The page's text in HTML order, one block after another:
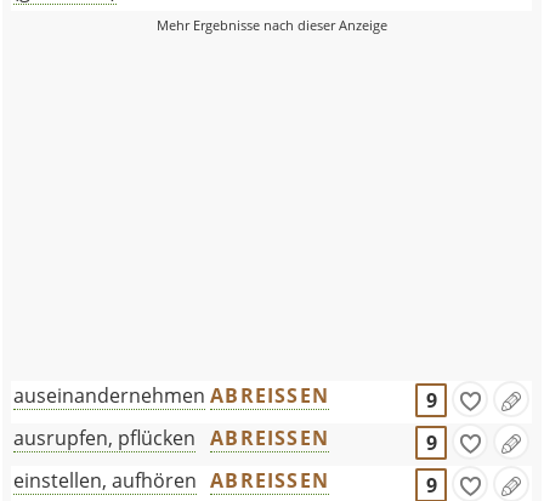
auseinandernehmen ABREISSEN
9
ausrupfen, pflücken
ABREISSEN
9
einstellen, aufhören ABREISSEN
9